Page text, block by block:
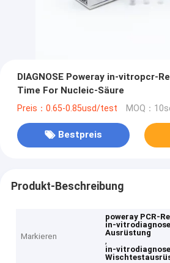
DIAGNOSE Poweray in-vitropcr-
Time For Nucleic-Säure
Preis：0.65-0.85usd/test MOQ：
Bestpreis
Produkt-Beschreibung
Markieren
poweray PCR-
in-
Ausrüstung
,
in-vitrodiagnose